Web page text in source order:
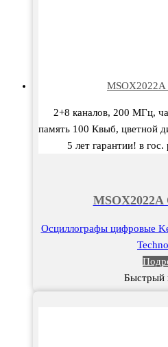
MSOX2022A
2+8 каналов, 200 МГц,
память 100 Квыб, цветной
5 лет гарантии! в
MSOX2022A
Осциллографы цифровые
Быстрый